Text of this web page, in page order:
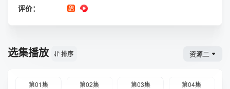
评价：
选集播放 排序 资源二
第01集 第02集 第03集 第04集